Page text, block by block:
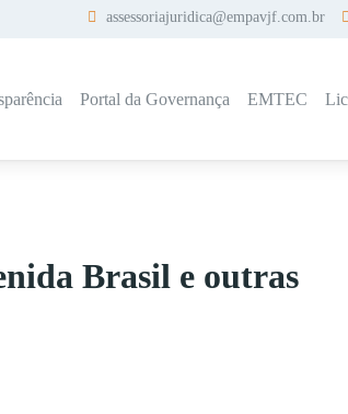
assessoriajuridica@empavjf.com.br
Portal da Governança EMTEC
Brasil e outras